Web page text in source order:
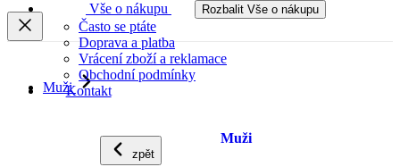
Vše o nákupu
Rozbalit Vše o nákupu
Často se ptáte
Doprava a platba
Vrácení zboží a reklamace
Obchodní podmínky
Kontakt
Muži
zpět
Muži